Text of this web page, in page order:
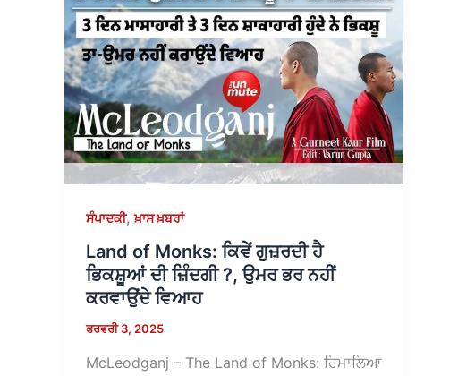
ਸੰਪਾਦਕੀ,ਖ਼ਾਸ ਖ਼ਬਰਾਂ
Land of Monks: ਕਿਵੇਂ ਗੁਜ਼ਰਦੀ ਹੈ
ਭਿਕਸ਼ੂਆਂ ਦੀ ਜ਼ਿੰਦਗੀ ?, ਉਮਰ ਭਰ ਨਹੀਂ
ਕਰਵਾਉਂਦੇ ਵਿਆਹ
ਫਰਵਰੀ 3, 2025
McLeodganj – The Land of Monks: ਹਿਮਾਲਿਆ